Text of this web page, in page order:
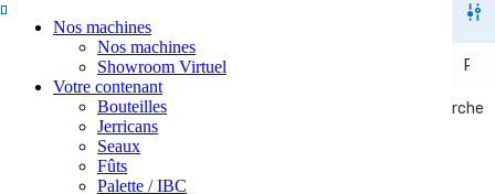
Nos machines
Nos machines
Showroom Virtuel
Votre contenant
Bouteilles
Jerricans
Seaux
Fûts
Palette / IBC
Recherche
Recherche